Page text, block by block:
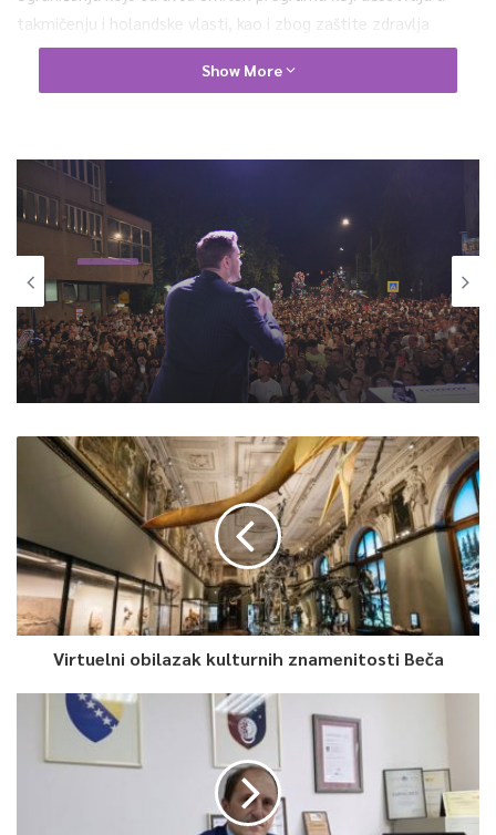
takmičenju i holandske vlasti, kao i zbog zaštite zdravlja
izvođača, osoblja i fanova.
Show More
Showbiz
Utorak, 19 Maja 2026, 11:14
Emrah Emšo: Emocija nikada ne izlazi iz
mode, ali u ovom poslu ne smiješ biti
ravna linija
Showbiz
Ponedjeljak, 21 Jula 2025, 9:56
Hiljade Hadžićana pjevalo s Mirzom
Selimovićem na velikom koncertu u
centru grada
Virtuelni obilazak kulturnih znamenitosti Beča